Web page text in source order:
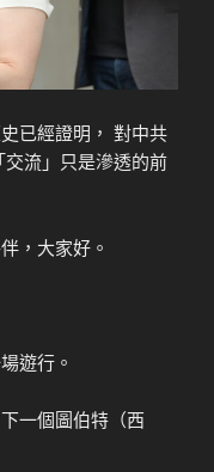
已經證明， 對中共
流」只是滲透的前
，大家好。
遊行。
一個圖伯特（西